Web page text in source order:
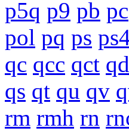
p5q p9 pb pc
pol pq ps
qc qcc qct qd
qs qt qu qv
rm rmh rn